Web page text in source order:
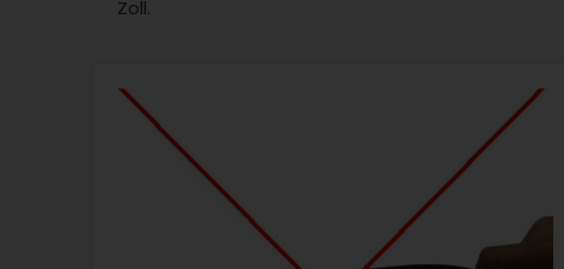
Zoll.